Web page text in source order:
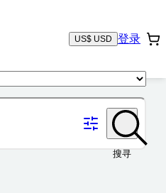
US$ USD 登录
搜寻